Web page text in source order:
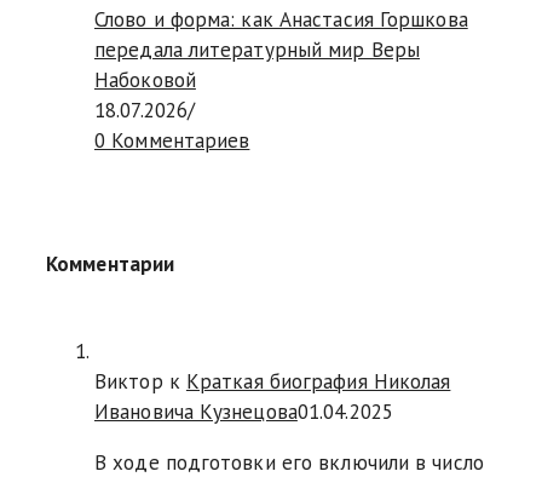
Слово и форма: как Анастасия Горшкова
передала литературный мир Веры
Набоковой
18.07.2026/
0 Комментариев
Комментарии
Виктор к Краткая биография Николая
Ивановича Кузнецова01.04.2025
В ходе подготовки его включили в число